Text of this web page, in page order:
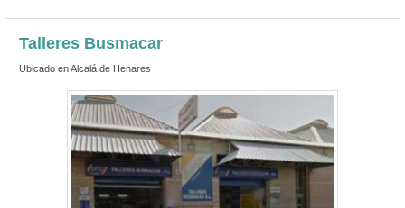
Talleres Busmacar
Ubicado en Alcalá de Henares